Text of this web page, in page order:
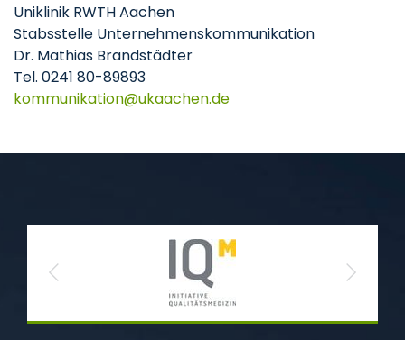
Uniklinik RWTH Aachen
Stabsstelle Unternehmenskommunikation
Dr. Mathias Brandstädter
Tel. 0241 80-89893
kommunikation
ukaachende
Previous Next